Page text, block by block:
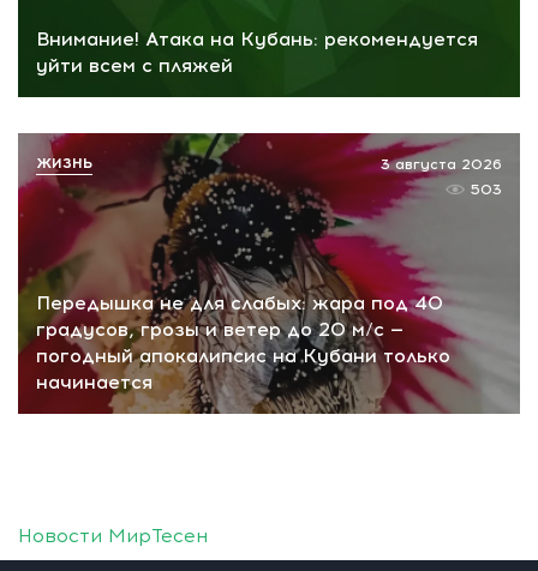
Внимание! Атака на Кубань: рекомендуется
уйти всем с пляжей
Передышка не для слабых: жара под 40
градусов, грозы и ветер до 20 м/с —
погодный апокалипсис на Кубани только
начинается
3 августа 2026
503
ЖИЗНЬ
Новости МирТесен